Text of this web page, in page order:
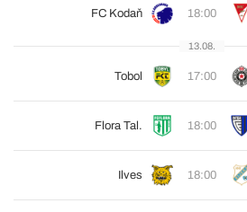
FC Kodaň 18:00
13.08.
Tobol 17:00
Flora Tal. 18:00
Ilves 18:00